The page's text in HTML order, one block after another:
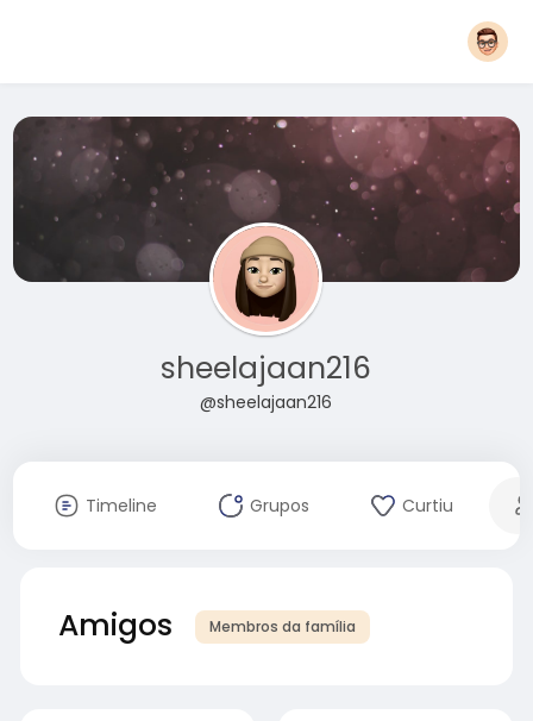
sheelajaan216
@sheelajaan216
Timeline Grupos Curtiu
Amigos Membros da família